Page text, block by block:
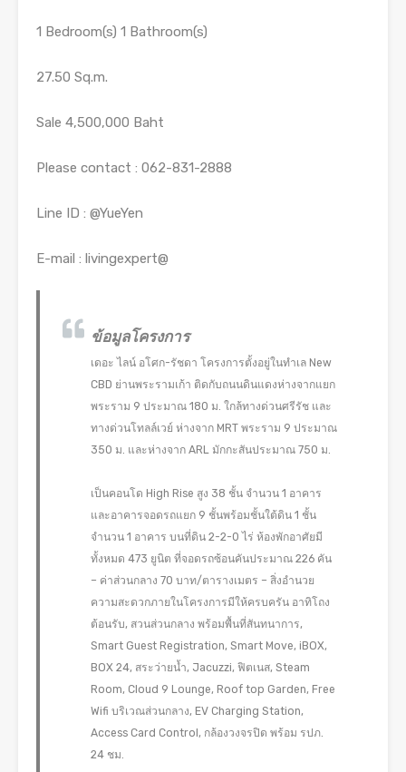
1 Bedroom(s) 1 Bathroom(s)
27.50 Sq.m.
Sale 4,500,000 Baht
Please contact : 062-831-2888
Line ID : @YueYen
E-mail : livingexpert@
ข้อมูลโครงการ
เดอะ ไลน์ อโศก-รัชดา โครงการตั้งอยู่ในทำเล New
CBD ย่านพระรามเก้า ติดกับถนนดินแดงห่างจากแยก
พระราม 9 ประมาณ 180 ม. ใกล้ทางด่วนศรีรัช และ
ทางด่วนโทลล์เวย์ ห่างจาก MRT พระราม 9 ประมาณ
350 ม. และห่างจาก ARL มักกะสันประมาณ 750 ม.
เป็นคอนโด High Rise สูง 38 ชั้น จำนวน 1 อาคาร
และอาคารจอดรถแยก 9 ชั้นพร้อมชั้นใต้ดิน 1 ชั้น
จำนวน 1 อาคาร บนที่ดิน 2-2-0 ไร่ ห้องพักอาศัยมี
ทั้งหมด 473 ยูนิต ที่จอดรถซ้อนคันประมาณ 226 คัน
– ค่าส่วนกลาง 70 บาท/ตารางเมตร – สิ่งอำนวย
ความสะดวกภายในโครงการมีให้ครบครัน อาทิโถง
ต้อนรับ, สวนส่วนกลาง พร้อมพื้นที่สันทนาการ,
Smart Guest Registration, Smart Move, iBOX,
BOX 24, สระว่ายน้ำ, Jacuzzi, ฟิตเนส, Steam
Room, Cloud 9 Lounge, Roof top Garden, Free
Wifi บริเวณส่วนกลาง, EV Charging Station,
Access Card Control, กล้องวงจรปิด พร้อม รปภ.
24 ชม.